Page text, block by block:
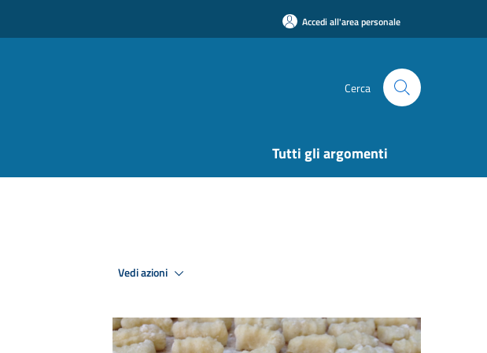
Accedi all'area personale
Cerca
Tutti gli argomenti
Vedi azioni